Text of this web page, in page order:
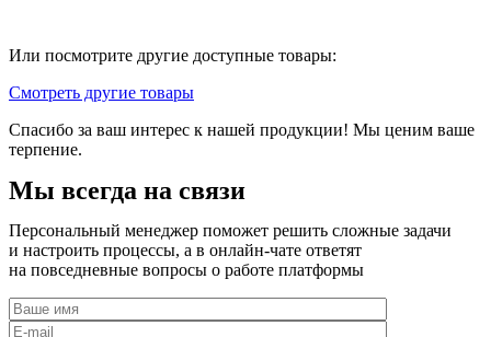
Или посмотрите другие доступные товары:
Смотреть другие товары
Спасибо за ваш интерес к нашей продукции! Мы ценим ваше
терпение.
Мы всегда на связи
Персональный менеджер поможет решить сложные задачи
и настроить процессы, а в онлайн-чате ответят
на повседневные вопросы о работе платформы